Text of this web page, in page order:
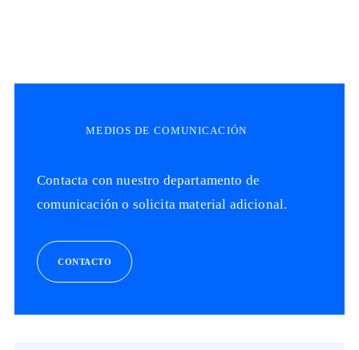
MEDIOS DE COMUNICACIÓN
Contacta con nuestro departamento de
comunicación o solicita material adicional.
CONTACTO